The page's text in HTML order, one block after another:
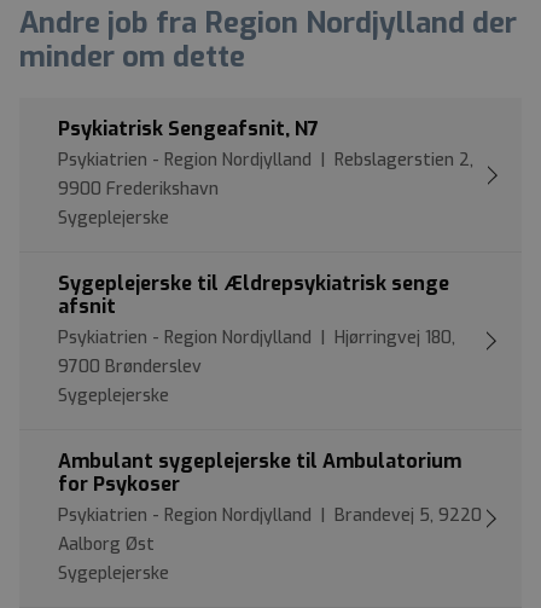
Andre job fra Region Nordjylland der
minder om dette
Psykiatrisk Sengeafsnit, N7
Psykiatrien - Region Nordjylland | Rebslagerstien 2,
9900 Frederikshavn
Sygeplejerske
Sygeplejerske til Ældrepsykiatrisk senge
afsnit
Psykiatrien - Region Nordjylland | Hjørringvej 180,
9700 Brønderslev
Sygeplejerske
Ambulant sygeplejerske til Ambulatorium
for Psykoser
Psykiatrien - Region Nordjylland | Brandevej 5, 9220
Aalborg Øst
Sygeplejerske